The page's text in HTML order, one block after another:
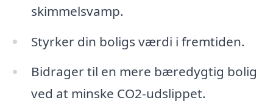
skimmelsvamp.
Styrker din boligs værdi i fremtiden.
Bidrager til en mere bæredygtig bolig
ved at minske CO2-udslippet.